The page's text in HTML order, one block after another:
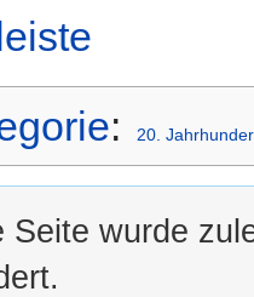
: 20.
Seite wurde